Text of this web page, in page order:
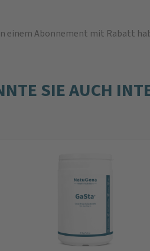
Abonnement mit Rabatt
SIE AUCH